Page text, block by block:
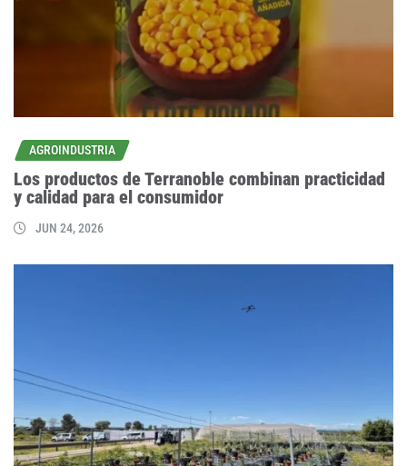
AGROINDUSTRIA
Los productos de Terranoble combinan practicidad
y calidad para el consumidor
JUN 24, 2026